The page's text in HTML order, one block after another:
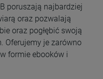
poruszają najbardziej
oraz pozwalają
oraz pogłębić swoją
Oferujemy je zarówno
formie ebooków i